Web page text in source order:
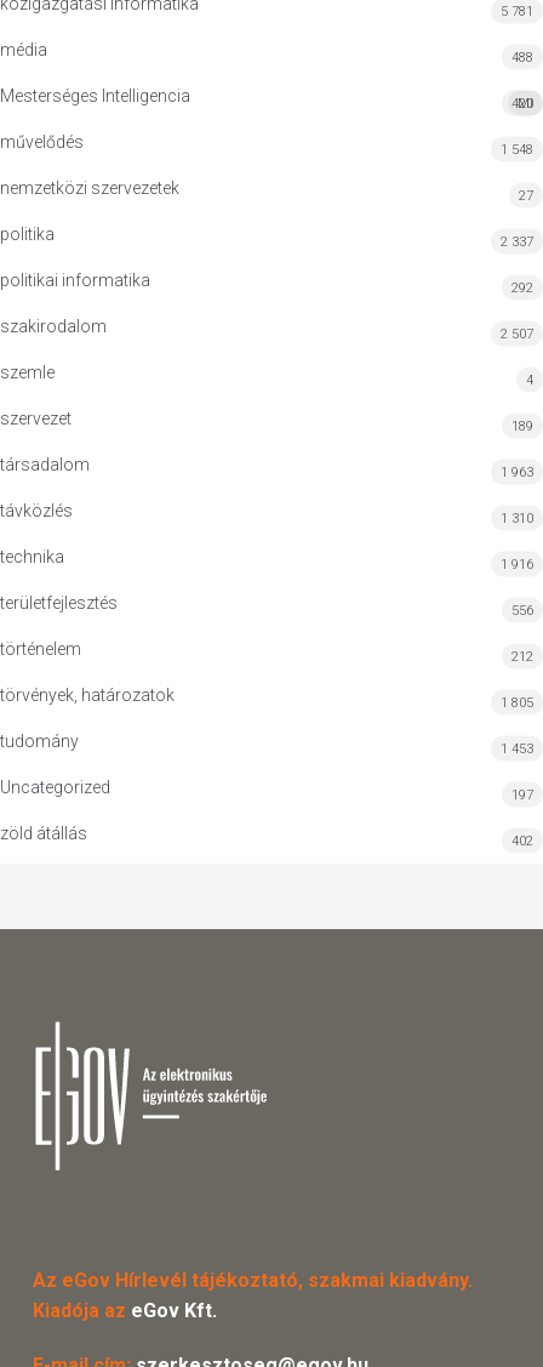
5 781
média 488
Mesterséges Intelligencia MI
420
művelődés 1 548
nemzetközi szervezetek 27
politika 2 337
politikai informatika 292
szakirodalom 2 507
szemle 4
szervezet 189
társadalom 1 963
távközlés 1 310
technika 1 916
területfejlesztés 556
történelem 212
törvények, határozatok 1 805
tudomány 1 453
Uncategorized 197
zöld átállás 402
Az eGov Hírlevél tájékoztató, szakmai kiadvány.
Kiadója az eGov Kft.